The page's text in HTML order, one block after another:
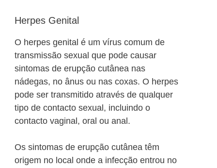
Herpes Genital
O herpes genital é um vírus comum de
transmissão sexual que pode causar
sintomas de erupção cutânea nas
nádegas, no ânus ou nas coxas. O herpes
pode ser transmitido através de qualquer
tipo de contacto sexual, incluindo o
contacto vaginal, oral ou anal.
Os sintomas de erupção cutânea têm
origem no local onde a infecção entrou no